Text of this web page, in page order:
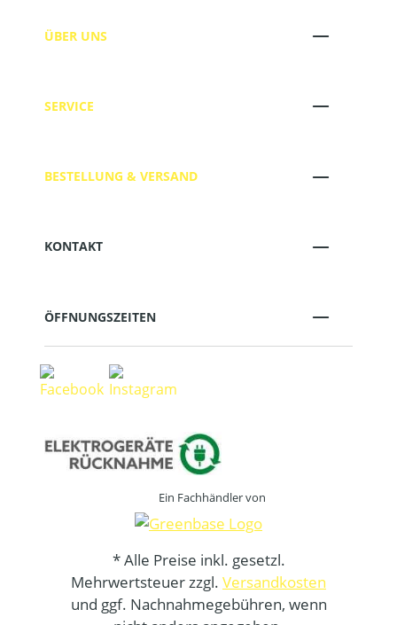
ÜBER UNS
SERVICE
BESTELLUNG & VERSAND
KONTAKT
ÖFFNUNGSZEITEN
Ein Fachhändler von
* Alle Preise inkl. gesetzl.
Mehrwertsteuer zzgl. Versandkosten
und ggf. Nachnahmegebühren, wenn